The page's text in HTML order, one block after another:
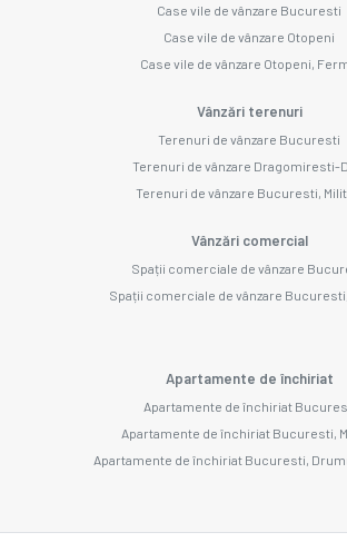
Case vile de vânzare Bucuresti
Case vile de vânzare Otopeni
Case vile de vânzare Otopeni,
Vânzări terenuri
Terenuri de vânzare Bucuresti
Terenuri de vânzare Dragomiresti-
Terenuri de vânzare Bucuresti,
Vânzări comercial
Spații comerciale de vânzare
Spații comerciale de vânzare
Apartamente de închiriat
Apartamente de închiriat
Apartamente de închiriat Bucuresti,
Apartamente de închiriat Bucuresti,